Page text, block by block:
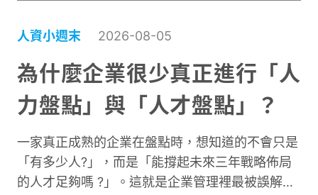
人資小週末 2026-08-05
為什麼企業很少真正進行「人
力盤點」與「人才盤點」？
一家真正成熟的企業在盤點時，想知道的不會只是
「有多少人?」，而是「能撐起未來三年戰略佈局
的人才足夠嗎 ?」。這就是企業管理裡最被誤解、